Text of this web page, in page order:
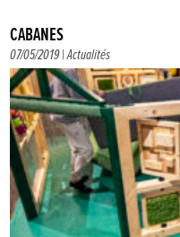
CABANES
07/05/2019 |Actualités